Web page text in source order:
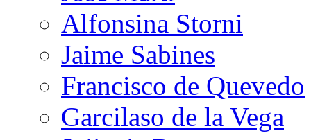
Alfonsina Storni
Jaime Sabines
Francisco de Quevedo
Garcilaso de la Vega